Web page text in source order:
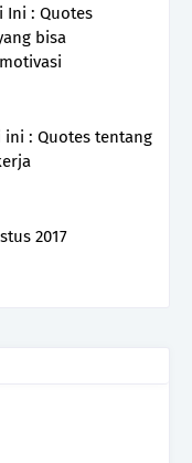
Ini : Quotes
bisa
: Quotes tentang
2017